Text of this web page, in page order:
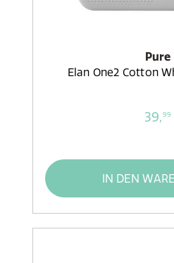
Pure
Elan One2 Cotton
39,99
IN DEN